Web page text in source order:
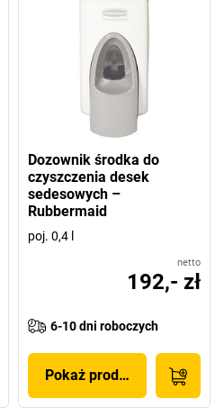
Dozownik środka do
czyszczenia desek
sedesowych –
Rubbermaid
poj. 0,4 l
netto
192,- zł
6-10 dni roboczych
Pokaż produkt